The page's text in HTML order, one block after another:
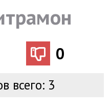
0
всего: 3